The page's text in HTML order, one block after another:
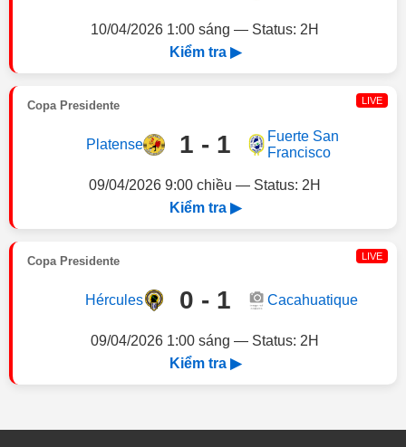
10/04/2026 1:00 sáng — Status: 2H
Kiểm tra ▶
Copa Presidente LIVE
Platense 1 - 1
Fuerte San
Francisco
09/04/2026 9:00 chiều — Status: 2H
Kiểm tra ▶
Copa Presidente LIVE
Hércules 0 - 1 Cacahuatique
09/04/2026 1:00 sáng — Status: 2H
Kiểm tra ▶